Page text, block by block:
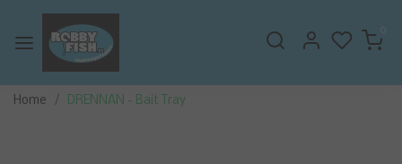
0
Home DRENNAN - Bait Tray